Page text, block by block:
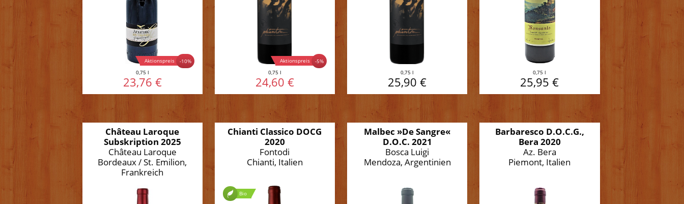
-10%
Aktionspreis
0,75 l
23,76 €
-5%
Aktionspreis
0,75 l
24,60 €
0,75 l
25,90 €
0,75 l
25,95 €
Château Laroque
Subskription 2025
Château Laroque
Bordeaux / St. Emilion,
Frankreich
Chianti Classico DOCG
2020
Fontodi
Chianti, Italien
Bio
Malbec »De Sangre«
D.O.C. 2021
Bosca Luigi
Mendoza, Argentinien
Barbaresco D.O.C.G.,
Bera 2020
Az. Bera
Piemont, Italien